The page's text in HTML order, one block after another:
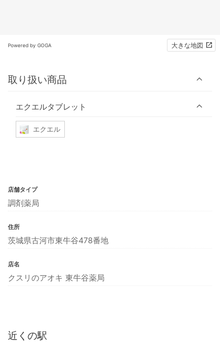
Powered by GOGA 大きな地図
取り扱い商品
エクエルタブレット
エクエル
店舗タイプ
調剤薬局
住所
茨城県古河市東牛谷478番地
店名
クスリのアオキ 東牛谷薬局
近くの駅